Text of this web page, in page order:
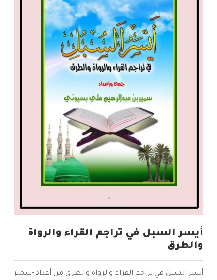
أيسر السبل في تراجم القراء والرواة
والطرق
أيسر السبل في تراجم القراء والرواة والطرق من أعداد -سمير